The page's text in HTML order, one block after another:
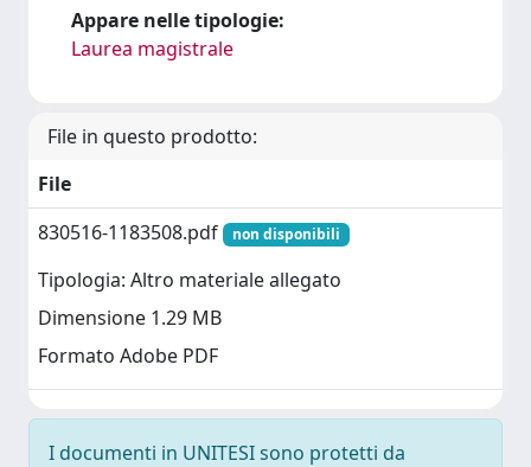
Appare nelle tipologie:
Laurea magistrale
File in questo prodotto:
File
830516-1183508.pdf
non disponibili
Tipologia: Altro materiale allegato
Dimensione 1.29 MB
Formato Adobe PDF
I documenti in UNITESI sono protetti da